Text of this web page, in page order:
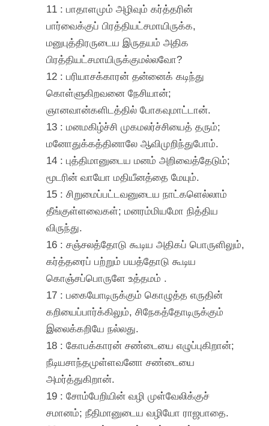
11 : பாதாளமும் அழிவும் கர்த்தரின்
பார்வைக்குப் பிரத்தியட்சமாயிருக்க,
மனுபுத்திரருடைய இருதயம் அதிக
பிரத்தியட்சமாயிருக்குமல்லவோ?
12 : பரியாசக்காரன் தன்னைக் கடிந்து
கொள்ளுகிறவனை நேசியான்;
ஞானவான்களிடத்தில் போகவுமாட்டான்.
13 : மனமகிழ்ச்சி முகமலர்ச்சியைத் தரும்;
மனோதுக்கத்தினாலே ஆவிமுறிந்துபோம்.
14 : புத்திமானுடைய மனம் அறிவைத்தேடும்;
மூடரின் வாயோ மதியீனத்தை மேயும்.
15 : சிறுமைப்பட்டவனுடைய நாட்களெல்லாம்
தீங்குள்ளவைகள்; மனரம்மியமோ நித்திய
விருந்து.
16 : சஞ்சலத்தோடு கூடிய அதிகப் பொருளிலும்,
கர்த்தரைப் பற்றும் பயத்தோடு கூடிய
கொஞ்சப்பொருளே உத்தமம் .
17 : பகையோடிருக்கும் கொழுத்த எருதின்
கறியைப்பார்க்கிலும், சிநேகத்தோடிருக்கும்
இலைக்கறியே நல்லது.
18 : கோபக்காரன் சண்டையை எழுப்புகிறான்;
நீடியசாந்தமுள்ளவனோ சண்டையை
அமர்த்துகிறான்.
19 : சோம்பேறியின் வழி முள்வேலிக்குச்
சமானம்; நீதிமானுடைய வழியோ ராஜபாதை.